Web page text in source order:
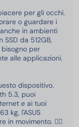
per gli occhi.
o guardare i
in ambienti
SSD da 512GB,
per
alle applicazioni.
dispositivo.
5.3, puoi
e ai tuoi
kg, l'ASUS
in movimento. 🏃‍♂️